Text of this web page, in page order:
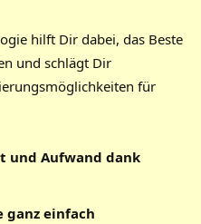
hilft Dir dabei, das Beste
und schlägt Dir
für
und Aufwand dank
ganz einfach